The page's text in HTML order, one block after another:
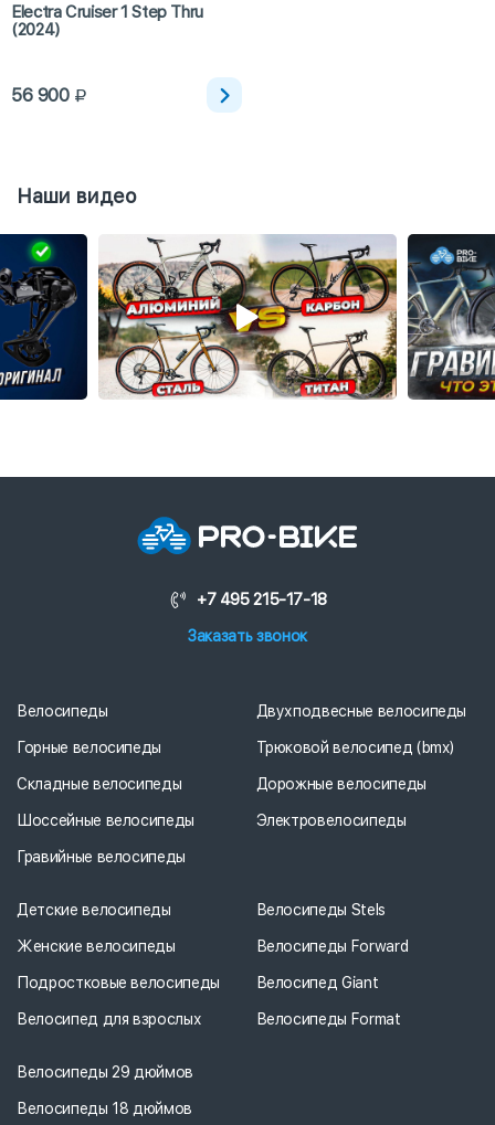
Electra Cruiser 1 Step Thru
(2024)
56 900
Наши видео
+7 495 215-17-18
Заказать звонок
Велосипеды
Горные велосипеды
Складные велосипеды
Шоссейные велосипеды
Гравийные велосипеды
Двухподвесные велосипеды
Трюковой велосипед (bmx)
Дорожные велосипеды
Электровелосипеды
Детские велосипеды
Женские велосипеды
Подростковые велосипеды
Велосипед для взрослых
Велосипеды Stels
Велосипеды Forward
Велосипед Giant
Велосипеды Format
Велосипеды 29 дюймов
Велосипеды 18 дюймов